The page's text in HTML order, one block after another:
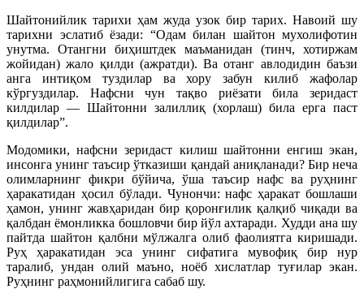
Шайтонийлик тарихи ҳам жуда узок бир тарих. Навоий шу
тарихни эслатиб ёзади: “Одам билан шайтон мухолифотин
унутма. Отангни биҳиштдек маъманидан (тинч, хотиржам
жойидан) жало қилди (ажратди). Ва отанг авлодидин баъзи
анга интиқом туздилар ва хору забун килиб жафолар
кўргуздилар. Нафсни чун тақво риёзати била зеридаст
килдилар — Шайтонни залиллиқ (хорлаш) била ерга паст
қилдилар”.
Модомики, нафсни зеридаст килиш шайтонни енгиш экан,
инсонга унинг таъсир ўтказиши қандай аниқланади? Бир неча
олимларнинг фикри бўйича, ўша таъсир нафс ва руҳнинг
ҳаракатидан ҳосил бўлади. Чунончи: нафс ҳаракат бошлаши
ҳамон, унинг жавҳаридан бир қоронғилик қалқиб чиқади ва
қалбдан ёмонликка бошловчи бир йўл ахтаради. Худди ана шу
пайтда шайтон қалбни мўлжалга олиб фаолиятга киришади.
Руҳ ҳаракатидан эса унинг сифатига мувофиқ бир нур
таралиб, ундан олий маъно, ноёб хислатлар туғилар экан.
Руҳнинг раҳмонийлигига сабаб шу.